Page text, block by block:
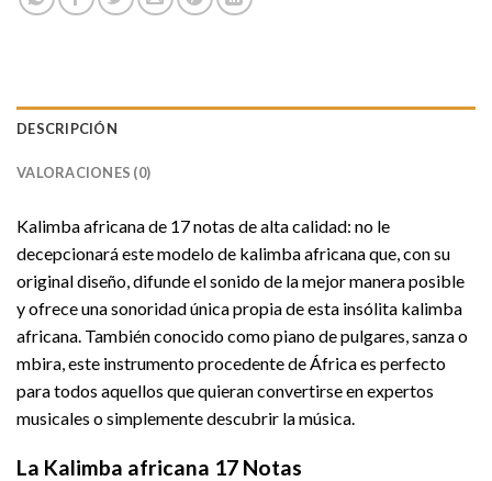
DESCRIPCIÓN
VALORACIONES (0)
Kalimba africana de 17 notas de alta calidad: no le
decepcionará este modelo de kalimba africana que, con su
original diseño, difunde el sonido de la mejor manera posible
y ofrece una sonoridad única propia de esta insólita kalimba
africana. También conocido como piano de pulgares, sanza o
mbira, este instrumento procedente de África es perfecto
para todos aquellos que quieran convertirse en expertos
musicales o simplemente descubrir la música.
La Kalimba africana 17 Notas